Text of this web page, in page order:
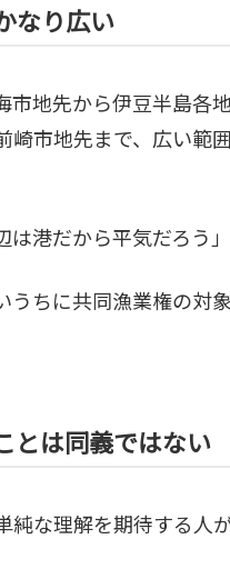
なり広い
地先から伊豆半島各
市地先まで、広い範
港だから平気だろう
ちに共同漁業権の対
とは同義ではない
な理解を期待する人